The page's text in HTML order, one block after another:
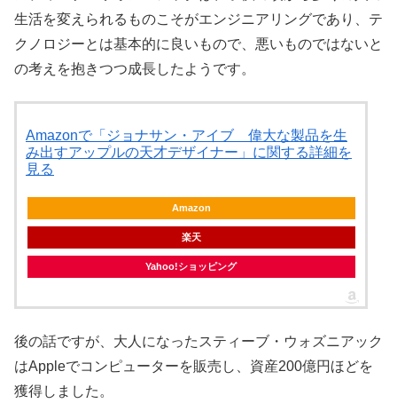
生活を変えられるものこそがエンジニアリングであり、テ
クノロジーとは基本的に良いもので、悪いものではないと
の考えを抱きつつ成長したようです。
Amazonで「ジョナサン・アイブ 偉大な製品を生
み出すアップルの天才デザイナー」に関する詳細を
見る
Amazon
楽天
Yahoo!ショッピング
後の話ですが、大人になったスティーブ・ウォズニアック
はAppleでコンピューターを販売し、資産200億円ほどを
獲得しました。